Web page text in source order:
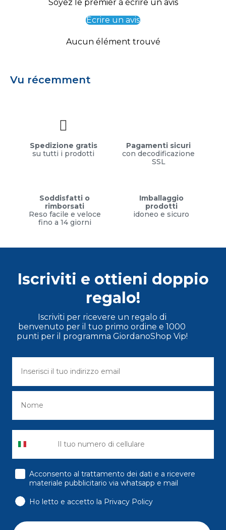
Soyez le premier à écrire un avis
Écrire un avis
Aucun élément trouvé
Vu récemment
Spedizione gratis
su tutti i prodotti
Pagamenti sicuri
con decodificazione
SSL
Soddisfatti o
rimborsati
Reso facile e veloce
fino a 14 giorni
Imballaggio
prodotti
idoneo e sicuro
Iscriviti e ottieni doppio
regalo!
Iscriviti per ricevere un regalo di
benvenuto per il tuo primo ordine e 1000
punti per il programma GiordanoShop Vip!
consenso
Acconsento al trattamento dei dati e a ricevere
materiale pubblicitario via whatsapp e mail
Ho letto e accetto la Privacy Policy